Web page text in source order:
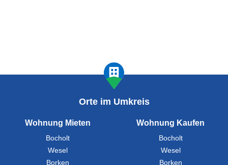
Orte im Umkreis
Wohnung Mieten
Bocholt
Wesel
Borken
Wohnung Kaufen
Bocholt
Wesel
Borken